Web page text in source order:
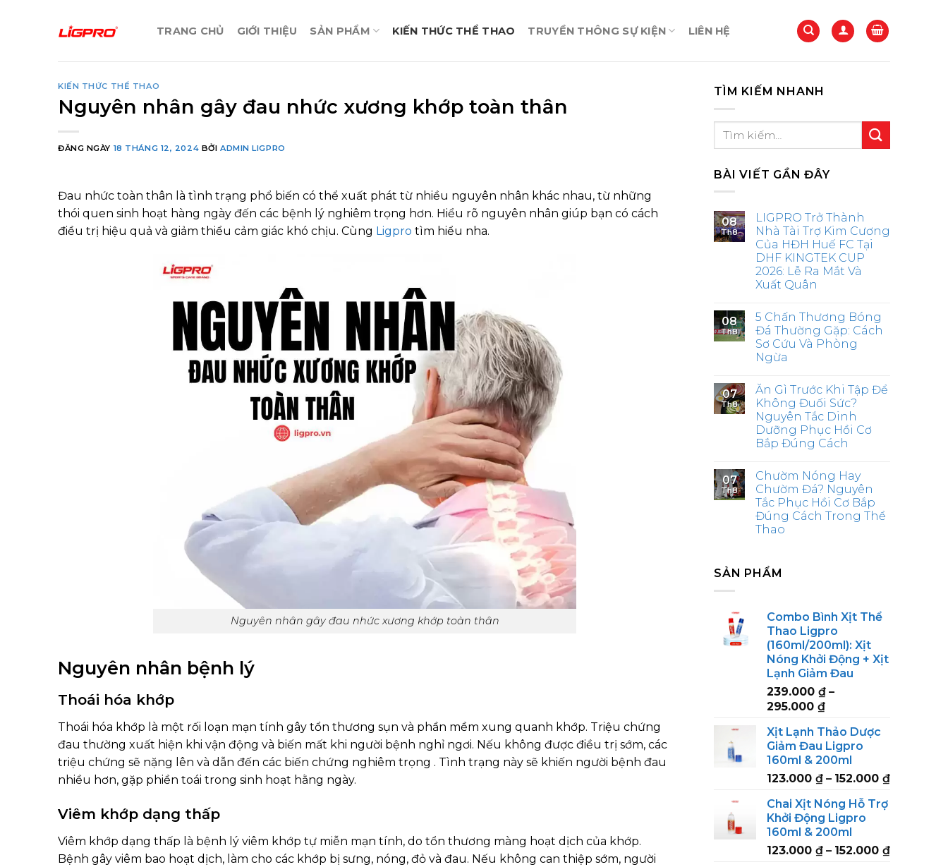
TRANG CHỦ GIỚI THIỆU SẢN PHẨM KIẾN THỨC THỂ THAO TRUYỀN THÔNG SỰ KIỆN LIÊN HỆ
KIẾN THỨC THỂ THAO
Nguyên nhân gây đau nhức xương khớp toàn thân
ĐĂNG NGÀY 18 THÁNG 12, 2024 BỞI ADMIN LIGPRO
Đau nhức toàn thân là tình trạng phổ biến có thể xuất phát từ nhiều nguyên nhân khác nhau, từ những
thói quen sinh hoạt hàng ngày đến các bệnh lý nghiêm trọng hơn. Hiểu rõ nguyên nhân giúp bạn có cách
điều trị hiệu quả và giảm thiểu cảm giác khó chịu. Cùng Ligpro tìm hiểu nha.
Nguyên nhân gây đau nhức xương khớp toàn thân
Nguyên nhân bệnh lý
Thoái hóa khớp
Thoái hóa khớp là một rối loạn mạn tính gây tổn thương sụn và phần mềm xung quanh khớp. Triệu chứng
đau thường xuất hiện khi vận động và biến mất khi người bệnh nghỉ ngơi. Nếu không được điều trị sớm, các
triệu chứng sẽ nặng lên và dẫn đến các biến chứng nghiêm trọng . Tình trạng này sẽ khiến người bệnh đau
nhiều hơn, gặp phiền toái trong sinh hoạt hằng ngày.
Viêm khớp dạng thấp
Viêm khớp dạng thấp là bệnh lý viêm khớp tự miễn mạn tính, do tổn thương màng hoạt dịch của khớp.
Bệnh gây viêm bao hoạt dịch, làm cho các khớp bị sưng, nóng, đỏ và đau. Nếu không can thiệp sớm, người
TÌM KIẾM NHANH
BÀI VIẾT GẦN ĐÂY
08
Th8
LIGPRO Trở Thành
Nhà Tài Trợ Kim Cương
Của HĐH Huế FC Tại
DHF KINGTEK CUP
2026: Lễ Ra Mắt Và
Xuất Quân
08
Th8
5 Chấn Thương Bóng
Đá Thường Gặp: Cách
Sơ Cứu Và Phòng
Ngừa
07
Th8
Ăn Gì Trước Khi Tập Để
Không Đuối Sức?
Nguyên Tắc Dinh
Dưỡng Phục Hồi Cơ
Bắp Đúng Cách
07
Th8
Chườm Nóng Hay
Chườm Đá? Nguyên
Tắc Phục Hồi Cơ Bắp
Đúng Cách Trong Thể
Thao
SẢN PHẨM
Combo Bình Xịt Thể
Thao Ligpro
(160ml/200ml): Xịt
Nóng Khởi Động + Xịt
Lạnh Giảm Đau
239.000 ₫ –
295.000 ₫Price
239.000 ₫
through
295.000 ₫
Xịt Lạnh Thảo Dược
Giảm Đau Ligpro
160ml & 200ml
123.000 ₫ – 152.000 ₫Price
Chai Xịt Nóng Hỗ Trợ
Khởi Động Ligpro
160ml & 200ml
123.000 ₫ – 152.000 ₫Price